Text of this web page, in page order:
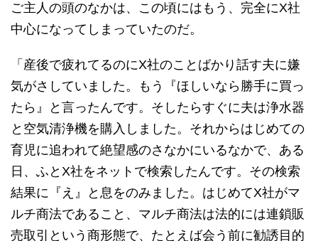
ご主人の頭のなかは、この頃にはもう、完全にX社
中心になってしまっていたのだ。
「産後で疲れてるのにX社のことばかり話す夫に嫌
気がさしていました。もう『ほしいなら勝手に買っ
たら』と言ったんです。そしたらすぐに夫は浄水器
と空気清浄機を購入しました。それからはじめての
育児に追われて絶望感のさなかにいるなかで、ある
日、ふとX社をネットで検索したんです。その検索
結果に『え』と息をのみました。はじめてX社がマ
ルチ商法であること、マルチ商法は法的には連鎖販
売取引という商形態で、たとえば会う前に勧誘目的